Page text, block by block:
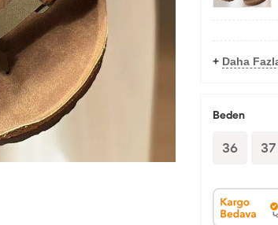
+ Daha
Beden
36 37